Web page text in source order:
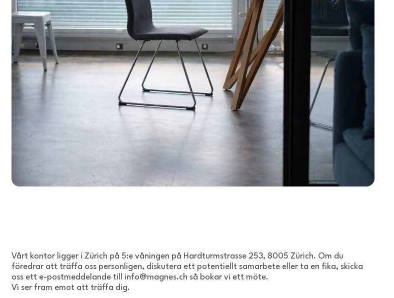
Vårt kontor ligger i Zürich på 5:e våningen på Hardturmstrasse 253, 8005 Zürich. Om du
föredrar att träffa oss personligen, diskutera ett potentiellt samarbete eller ta en fika, skicka
oss ett e-postmeddelande till info@magnes.ch så bokar vi ett möte.
Vi ser fram emot att träffa dig.